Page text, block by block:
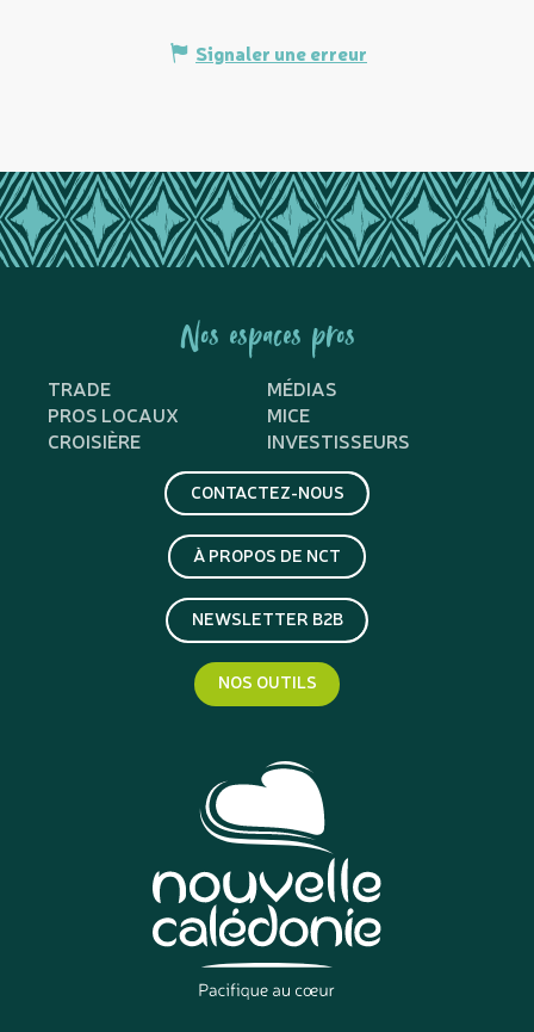
Signaler une erreur
Nos espaces pros
TRADE
MÉDIAS
PROS LOCAUX
MICE
CROISIÈRE
INVESTISSEURS
CONTACTEZ-NOUS
À PROPOS DE NCT
NEWSLETTER B2B
NOS OUTILS